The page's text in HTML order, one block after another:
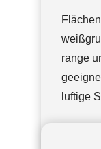
range
luftige